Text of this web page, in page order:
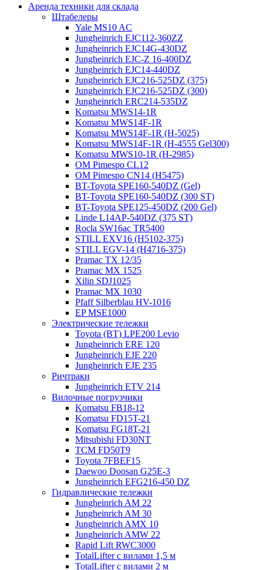
Аренда техники для склада
Штабелеры
Yale MS10 AC
Jungheinrich EJC112-360ZZ
Jungheinrich EJC14G-430DZ
Jungheinrich EJC-Z 16-400DZ
Jungheinrich EJC14-440DZ
Jungheinrich EJC216-525DZ (375)
Jungheinrich EJC216-525DZ (300)
Jungheinrich ERC214-535DZ
Komatsu MWS14-1R
Komatsu MWS14F-1R
Komatsu MWS14F-1R (H-5025)
Komatsu MWS14F-1R (H-4555 Gel300)
Komatsu MWS10-1R (Н-2985)
OM Pimespo CL12
OM Pimespo CN14 (Н5475)
BT-Toyota SPE160-540DZ (Gel)
BT-Toyota SPE160-540DZ (300 ST)
BT-Toyota SPE125-450DZ (200 Gel)
Linde L14AP-540DZ (375 ST)
Rocla SW16ac TR5400
STILL EXV16 (H5102-375)
STILL EGV-14 (H4716-375)
Pramac TX 12/35
Pramac MX 1525
Xilin SDJ1025
Pramac MX 1030
Pfaff Silberblau HV-1016
EP MSE1000
Электрические тележки
Toyota (BT) LPE200 Levio
Jungheinrich ERE 120
Jungheinrich EJE 220
Jungheinrich EJE 235
Ричтраки
Jungheinrich ETV 214
Вилочные погрузчики
Komatsu FB18-12
Komatsu FD15T-21
Komatsu FG18T-21
Mitsubishi FD30NT
TCM FD50T9
Toyota 7FBEF15
Daewoo Doosan G25E-3
Jungheinrich EFG216-450 DZ
Гидравлические тележки
Jungheinrich AM 22
Jungheinrich AM 30
Jungheinrich AMX 10
Jungheinrich AMW 22
Rapid Lift RWC3000
TotalLifter с вилами 1,5 м
TotalLifter с вилами 2 м